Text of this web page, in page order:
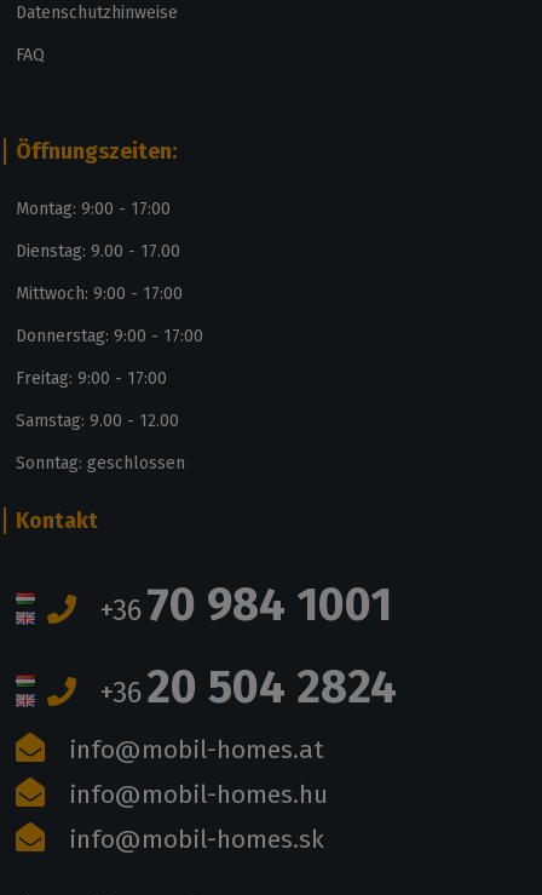
Datenschutzhinweise
FAQ
Öffnungszeiten:
Montag: 9:00 - 17:00
Dienstag: 9.00 - 17.00
Mittwoch: 9:00 - 17:00
Donnerstag: 9:00 - 17:00
Freitag: 9:00 - 17:00
Samstag: 9.00 - 12.00
Sonntag: geschlossen
Kontakt
+3670 984 1001
+3620 504 2824
info@mobil-homes.at
info@mobil-homes.hu
info@mobil-homes.sk